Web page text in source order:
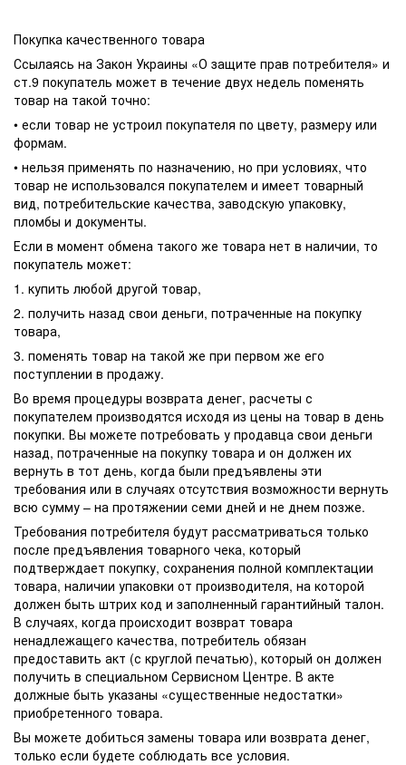
Покупка качественного товара
Ссылаясь на Закон Украины «О защите прав потребителя» и
ст.9 покупатель может в течение двух недель поменять
товар на такой точно:
• если товар не устроил покупателя по цвету, размеру или
формам.
• нельзя применять по назначению, но при условиях, что
товар не использовался покупателем и имеет товарный
вид, потребительские качества, заводскую упаковку,
пломбы и документы.
Если в момент обмена такого же товара нет в наличии, то
покупатель может:
1. купить любой другой товар,
2. получить назад свои деньги, потраченные на покупку
товара,
3. поменять товар на такой же при первом же его
поступлении в продажу.
Во время процедуры возврата денег, расчеты с
покупателем производятся исходя из цены на товар в день
покупки. Вы можете потребовать у продавца свои деньги
назад, потраченные на покупку товара и он должен их
вернуть в тот день, когда были предъявлены эти
требования или в случаях отсутствия возможности вернуть
всю сумму – на протяжении семи дней и не днем позже.
Требования потребителя будут рассматриваться только
после предъявления товарного чека, который
подтверждает покупку, сохранения полной комплектации
товара, наличии упаковки от производителя, на которой
должен быть штрих код и заполненный гарантийный талон.
В случаях, когда происходит возврат товара
ненадлежащего качества, потребитель обязан
предоставить акт (с круглой печатью), который он должен
получить в специальном Сервисном Центре. В акте
должные быть указаны «существенные недостатки»
приобретенного товара.
Вы можете добиться замены товара или возврата денег,
только если будете соблюдать все условия.